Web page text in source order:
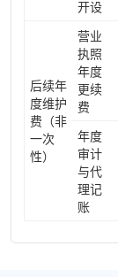
开设
后续年
度维护
费（非
一次
性）
营业
执照
年度
更续
费
年度
审计
与代
理记
账